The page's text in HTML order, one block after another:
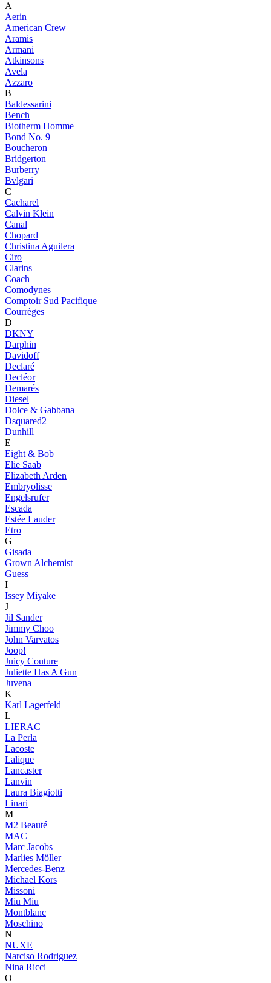
A
Aerin
American Crew
Aramis
Armani
Atkinsons
Avela
Azzaro
B
Baldessarini
Bench
Biotherm Homme
Bond No. 9
Boucheron
Bridgerton
Burberry
Bvlgari
C
Cacharel
Calvin Klein
Canal
Chopard
Christina Aguilera
Ciro
Clarins
Coach
Comodynes
Comptoir Sud Pacifique
Courrèges
D
DKNY
Darphin
Davidoff
Declaré
Decléor
Demarés
Diesel
Dolce & Gabbana
Dsquared2
Dunhill
E
Eight & Bob
Elie Saab
Elizabeth Arden
Embryolisse
Engelsrufer
Escada
Estée Lauder
Etro
G
Gisada
Grown Alchemist
Guess
I
Issey Miyake
J
Jil Sander
Jimmy Choo
John Varvatos
Joop!
Juicy Couture
Juliette Has A Gun
Juvena
K
Karl Lagerfeld
L
LIERAC
La Perla
Lacoste
Lalique
Lancaster
Lanvin
Laura Biagiotti
Linari
M
M2 Beauté
MAC
Marc Jacobs
Marlies Möller
Mercedes-Benz
Michael Kors
Missoni
Miu Miu
Montblanc
Moschino
N
NUXE
Narciso Rodriguez
Nina Ricci
O